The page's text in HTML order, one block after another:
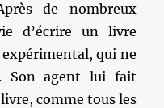
de nombreux
d’écrire un livre
qui ne
Son agent lui fait
comme tous les